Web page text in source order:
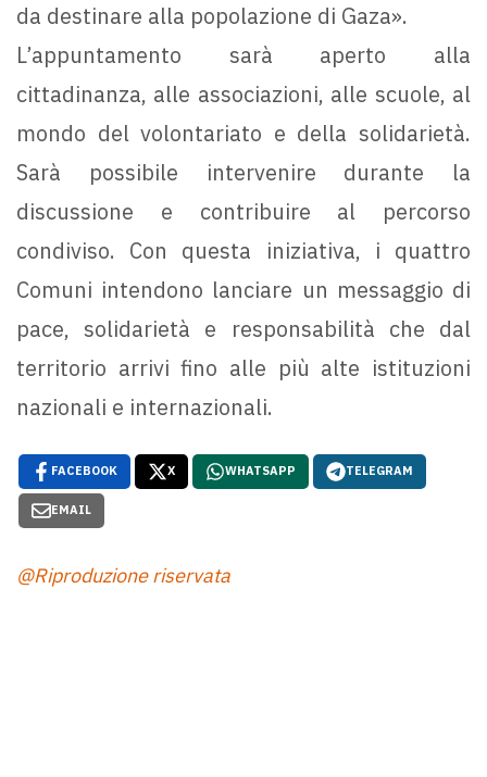
da destinare alla popolazione di Gaza».
L’appuntamento sarà aperto alla
cittadinanza, alle associazioni, alle scuole, al
mondo del volontariato e della solidarietà.
Sarà possibile intervenire durante la
discussione e contribuire al percorso
condiviso. Con questa iniziativa, i quattro
Comuni intendono lanciare un messaggio di
pace, solidarietà e responsabilità che dal
territorio arrivi fino alle più alte istituzioni
nazionali e internazionali.
FACEBOOK X WHATSAPP TELEGRAM
EMAIL
@Riproduzione riservata